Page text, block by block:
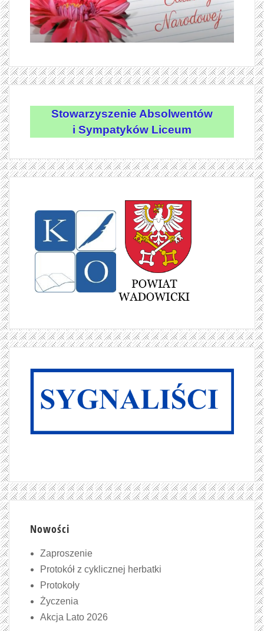
Stowarzyszenie Absolwentów
i Sympatyków Liceum
Nowości
Zaproszenie
Protokół z cyklicznej herbatki
Protokoły
Życzenia
Akcja Lato 2026